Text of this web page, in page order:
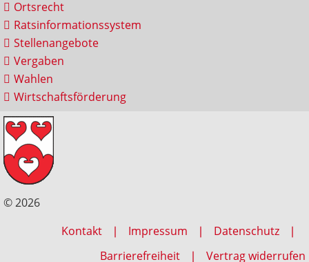
Ortsrecht
Ratsinformationssystem
Stellenangebote
Vergaben
Wahlen
Wirtschaftsförderung
© 2026
Kontakt
Impressum
Datenschutz
Barrierefreiheit
Vertrag widerrufen